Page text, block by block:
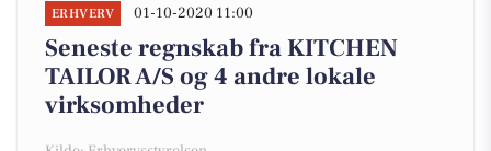
ERHVERV 01-10-2020 11:00
Seneste regnskab fra KITCHEN
TAILOR A/S og 4 andre lokale
virksomheder